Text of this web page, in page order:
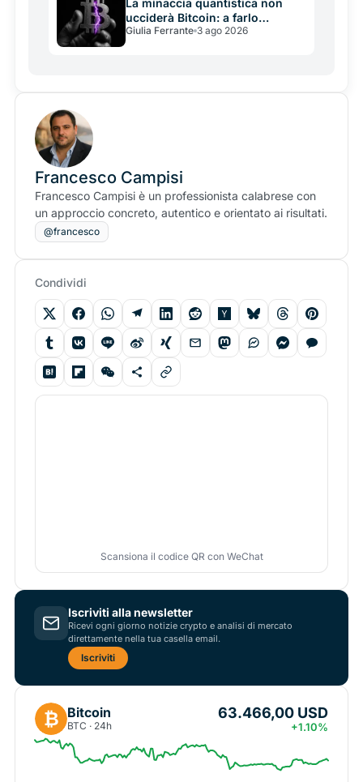
La minaccia quantistica non
ucciderà Bitcoin: a farlo
potrebbe essere la sua
Giulia Ferrante 3 ago 2026
Francesco Campisi
Francesco Campisi è un professionista calabrese con
un approccio concreto, autentico e orientato ai risultati.
@francesco
Condividi
Scansiona il codice QR con WeChat
Iscriviti alla newsletter
Ricevi ogni giorno notizie crypto e analisi di mercato
direttamente nella tua casella email.
Iscriviti
₿ Bitcoin
BTC · 24h
63.466,00 USD
+1.10%